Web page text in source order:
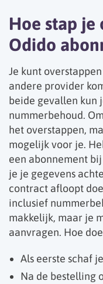
Hoe stap je
Odido
Je kunt
andere provider
beide gevallen kun
nummerbehoud.
het overstappen,
mogelijk voor je.
een abonnement
je je gegevens
contract afloopt
inclusief
makkelijk, maar je
aanvragen. Hoe
Als eerste schaf
Na de bestelling